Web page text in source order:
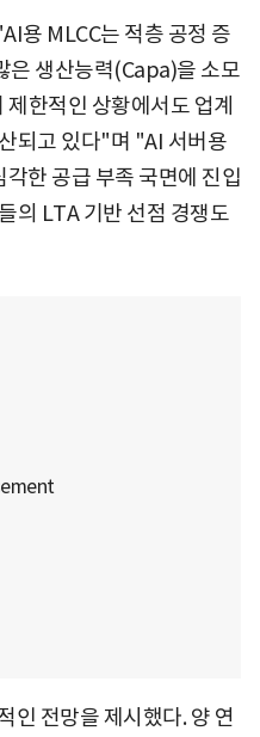
용 MLCC는 적층 공정 증
은 생산능력(Capa)을 소모
한적인 상황에서도 업계
되고 있다"며 "AI 서버용
한 공급 부족 국면에 진입
의 LTA 기반 선점 경쟁도
인 전망을 제시했다. 양 연